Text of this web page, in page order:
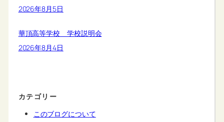
2026年8月5日
華頂高等学校 学校説明会
2026年8月4日
カテゴリー
このブログについて